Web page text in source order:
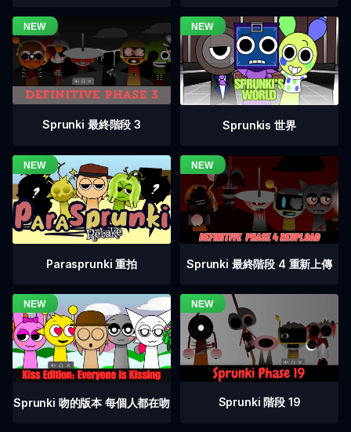
Sprunki 最終階段 3 Sprunkis 世界
Parasprunki 重拍 Sprunki 最終階段 4 重新上傳
Sprunki 吻的版本 每個人都在吻 Sprunki 階段 19